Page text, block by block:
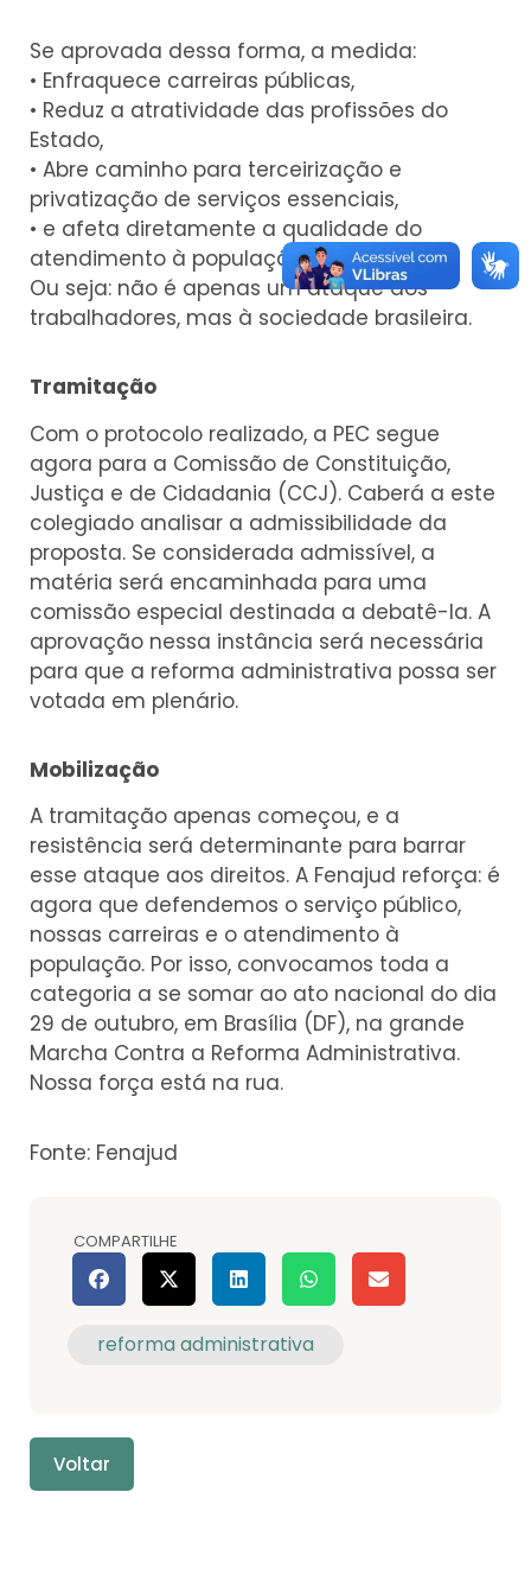
Se aprovada dessa forma, a medida:
• Enfraquece carreiras públicas,
• Reduz a atratividade das profissões do
Estado,
• Abre caminho para terceirização e
privatização de serviços essenciais,
• e afeta diretamente a qualidade do
atendimento à população.
Ou seja: não é apenas um ataque aos
trabalhadores, mas à sociedade brasileira.
Tramitação
Com o protocolo realizado, a PEC segue
agora para a Comissão de Constituição,
Justiça e de Cidadania (CCJ). Caberá a este
colegiado analisar a admissibilidade da
proposta. Se considerada admissível, a
matéria será encaminhada para uma
comissão especial destinada a debatê-la. A
aprovação nessa instância será necessária
para que a reforma administrativa possa ser
votada em plenário.
Mobilização
A tramitação apenas começou, e a
resistência será determinante para barrar
esse ataque aos direitos. A Fenajud reforça: é
agora que defendemos o serviço público,
nossas carreiras e o atendimento à
população. Por isso, convocamos toda a
categoria a se somar ao ato nacional do dia
29 de outubro, em Brasília (DF), na grande
Marcha Contra a Reforma Administrativa.
Nossa força está na rua.
Fonte: Fenajud
COMPARTILHE
reforma administrativa
Voltar